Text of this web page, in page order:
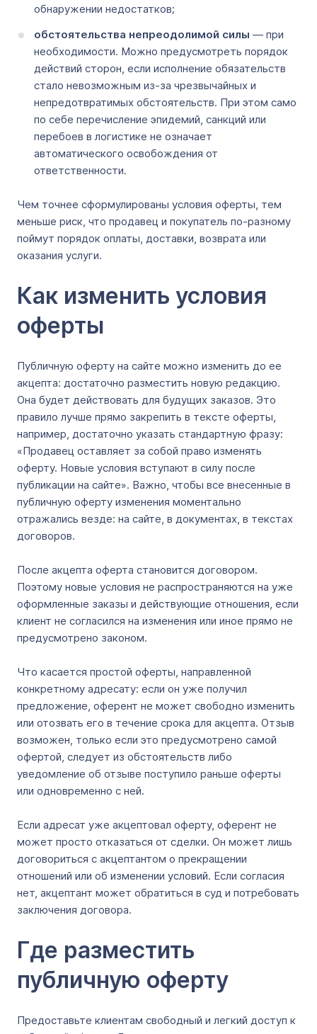
обнаружении недостатков;
обстоятельства непреодолимой силы — при
необходимости. Можно предусмотреть порядок
действий сторон, если исполнение обязательств
стало невозможным из-за чрезвычайных и
непредотвратимых обстоятельств. При этом само
по себе перечисление эпидемий, санкций или
перебоев в логистике не означает
автоматического освобождения от
ответственности.
Чем точнее сформулированы условия оферты, тем
меньше риск, что продавец и покупатель по-разному
поймут порядок оплаты, доставки, возврата или
оказания услуги.
Как изменить условия
оферты
Публичную оферту на сайте можно изменить до ее
акцепта: достаточно разместить новую редакцию.
Она будет действовать для будущих заказов. Это
правило лучше прямо закрепить в тексте оферты,
например, достаточно указать стандартную фразу:
«Продавец оставляет за собой право изменять
оферту. Новые условия вступают в силу после
публикации на сайте». Важно, чтобы все внесенные в
публичную оферту изменения моментально
отражались везде: на сайте, в документах, в текстах
договоров.
После акцепта оферта становится договором.
Поэтому новые условия не распространяются на уже
оформленные заказы и действующие отношения, если
клиент не согласился на изменения или иное прямо не
предусмотрено законом.
Что касается простой оферты, направленной
конкретному адресату: если он уже получил
предложение, оферент не может свободно изменить
или отозвать его в течение срока для акцепта. Отзыв
возможен, только если это предусмотрено самой
офертой, следует из обстоятельств либо
уведомление об отзыве поступило раньше оферты
или одновременно с ней.
Если адресат уже акцептовал оферту, оферент не
может просто отказаться от сделки. Он может лишь
договориться с акцептантом о прекращении
отношений или об изменении условий. Если согласия
нет, акцептант может обратиться в суд и потребовать
заключения договора.
Где разместить
публичную оферту
Предоставьте клиентам свободный и легкий доступ к